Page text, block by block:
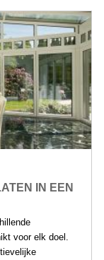
IN EEN
voor elk doel.